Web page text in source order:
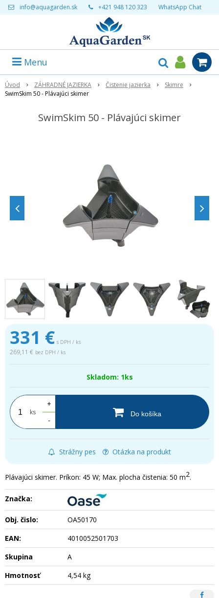
info@aquagarden.sk +421 948 120 323 WhatsApp Chat
Menu
Úvod ZÁHRADNÉ JAZIERKA Čistenie jazierka
Skimre
SwimSkim 50 - Plávajúci skimer
SwimSkim 50 - Plávajúci skimer
331 € s DPH / ks
269,11 € bez DPH / ks
Skladom: 1ks
ks
+
-
Do košíka
Strážny pes Otázka na produkt
Plávajúci skimer. Príkon: 45 W; Max. plocha čistenia: 50 m2.
Značka:
Obj. čislo:
OA50170
EAN:
4010052501703
Skupina
A
Hmotnosť
4,54 kg